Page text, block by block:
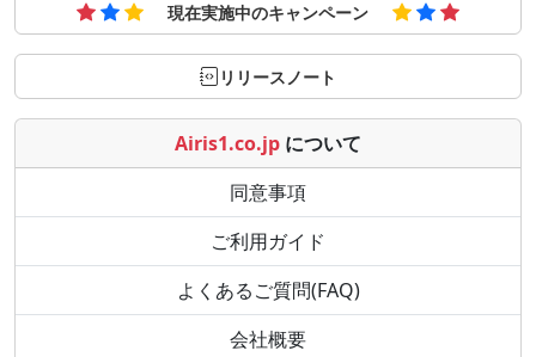
現在実施中のキャンペーン
リリースノート
Airis1.co.jp について
同意事項
ご利用ガイド
よくあるご質問(FAQ)
会社概要